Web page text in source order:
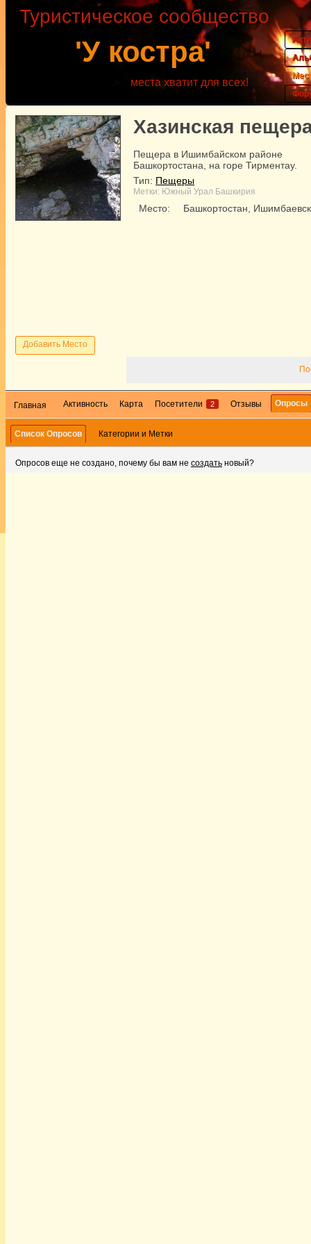
'У костра'
Туристическое сообщество
места хватит для всех!
Хазинская
Пещера в Ишимбайском районе
Башкортостана, на горе Тирментау.
Тип: Пещеры
Метки: Южный Урал Башкирия
Место: Башкортостан,
Добавить Место
Главная Активность Карта Посетители 2 Отзывы Опросы
Список Опросов Категории и Метки
Опросов еще не создано, почему бы вам не создать новый?